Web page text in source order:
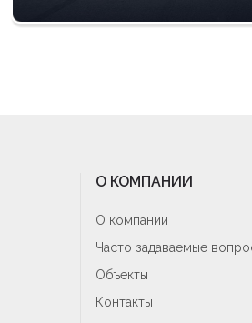
О КОМПАНИИ
О компании
Часто задаваемые
Объекты
Контакты